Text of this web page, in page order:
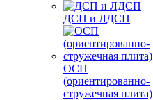
ДСП и ЛДСП
ОСП
(ориентированно-
стружечная плита)